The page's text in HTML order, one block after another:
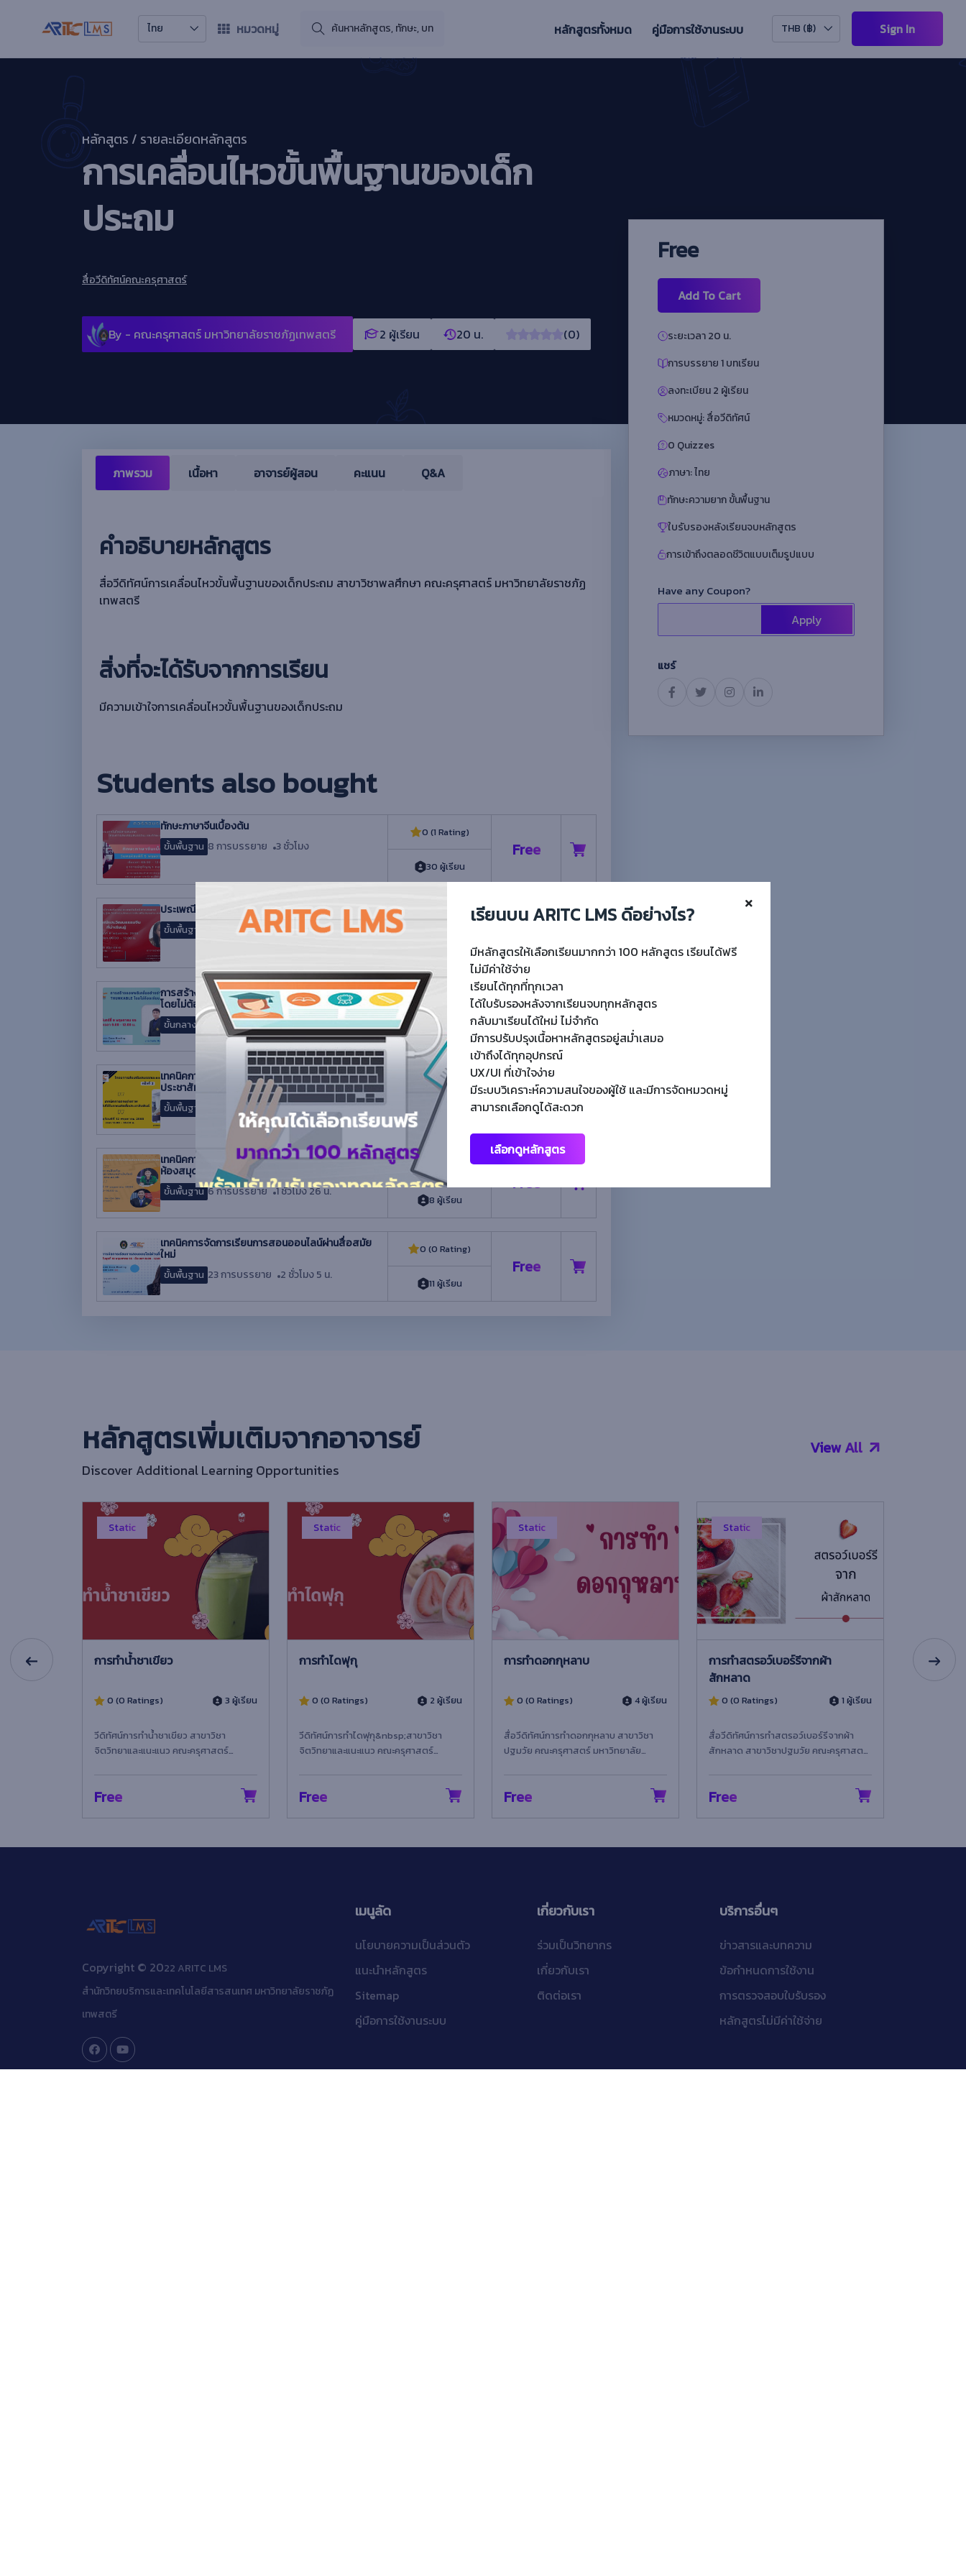
ไทย หมวดหมู่ หลักสูตรทั้งหมด คู่มือการใช้งานระบบ THB (฿) Sign In
หลักสูตร / รายละเอียดหลักสูตร
การเคลื่อนไหวขั้นพื้นฐานของเด็ก
ประถม
สื่อวีดิทัศน์คณะครุศาสตร์
By - คณะครุศาสตร์ มหาวิทยาลัยราชภัฏเทพสตรี 2 ผู้เรียน 20 น. (0)
ภาพรวม เนื้อหา อาจารย์ผู้สอน คะแนน Q&A
คำอธิบายหลักสูตร
สื่อวีดิทัศน์การเคลื่อนไหวขั้นพื้นฐานของเด็กประถม สาขาวิชาพลศึกษา คณะครุศาสตร์ มหาวิทยาลัยราชภัฏ
เทพสตรี
สิ่งที่จะได้รับจากการเรียน
มีความเข้าใจการเคลื่อนไหวขั้นพื้นฐานของเด็กประถม
Students also bought
ทักษะภาษาจีนเบื้องต้น
ขั้นพื้นฐาน 8 การบรรยาย 3 ชั่วโมง
0 (1 Rating)
30 ผู้เรียน
Free
ประเพณีและวัฒนธรรมจีนที่น่าเรียนรู้
ขั้นพื้นฐาน 8 การบรรยาย 1 ชั่วโมง 57 น.
การสร้าง Application อย่างง่ายด้วย THUNKABLE
โดยไม่ต้องเขียน CODE
ขั้นกลาง 17 การบรรยาย 1 ชั่วโมง 43 น.
0 (0 Rating)
17 ผู้เรียน
Free
เทคนิคการตกแต่งภาพเพื่อนำไปใช้ในการผลิตสื่อ
ประชาสัมพันธ์
ขั้นพื้นฐาน 13 การบรรยาย 1 ชั่วโมง 26 น.
0 (0 Rating)
12 ผู้เรียน
Free
เทคนิคการสืบค้นทรัพยากรสารสนเทศบนหน้าเว็บไซต์
ห้องสมุด
ขั้นพื้นฐาน 6 การบรรยาย 1 ชั่วโมง 26 น.
0 (0 Rating)
8 ผู้เรียน
Free
เทคนิคการจัดการเรียนการสอนออนไลน์ผ่านสื่อสมัย
ใหม่
ขั้นพื้นฐาน 23 การบรรยาย 2 ชั่วโมง 5 น.
0 (0 Rating)
11 ผู้เรียน
Free
Free
Add To Cart
ระยะเวลา 20 น.
การบรรยาย 1 บทเรียน
ลงทะเบียน 2 ผู้เรียน
หมวดหมู่: สื่อวีดิทัศน์
0 Quizzes
ภาษา: ไทย
ทักษะความยาก ขั้นพื้นฐาน
ใบรับรองหลังเรียนจบหลักสูตร
การเข้าถึงตลอดชีวิตแบบเต็มรูปแบบ
Have any Coupon?
Apply
แชร์
หลักสูตรเพิ่มเติมจากอาจารย์
Discover Additional Learning Opportunities
View All
จวัยรุ่น
Static
การทำน้ำชาเขียว
0 (0 Ratings) 3 ผู้เรียน
วีดิทัศน์การทำน้ำชาเขียว สาขาวิชา
จิตวิทยาและแนะแนว คณะครุศาสตร์
Free
Static
การทำไดฟุกุ
0 (0 Ratings) 2 ผู้เรียน
วีดิทัศน์การทำไดฟุกุ&nbsp;สาขาวิชา
จิตวิทยาและแนะแนว คณะครุศาสตร์
Free
Static
การทำดอกกุหลาบ
0 (0 Ratings) 4 ผู้เรียน
สื่อวีดิทัศน์การทำดอกกุหลาบ สาขาวิชา
ปฐมวัย คณะครุศาสตร์ มหาวิทยาลัย
Free
Static
การทำสตรอว์เบอร์รีจากผ้า
สักหลาด
0 (0 Ratings) 1 ผู้เรียน
สื่อวีดิทัศน์การทำสตรอว์เบอร์รีจากผ้า
สักหลาด สาขาวิชาปฐมวัย คณะครุศาสตร์
Free
การสร้า
เรียนบน ARITC LMS ดีอย่างไร?
มีหลักสูตรให้เลือกเรียนมากกว่า 100 หลักสูตร เรียนได้ฟรี
ไม่มีค่าใช้จ่าย
เรียนได้ทุกที่ทุกเวลา
ได้ใบรับรองหลังจากเรียนจบทุกหลักสูตร
กลับมาเรียนได้ใหม่ ไม่จำกัด
มีการปรับปรุงเนื้อหาหลักสูตรอยู่สม่ำเสมอ
เข้าถึงได้ทุกอุปกรณ์
UX/UI ที่เข้าใจง่าย
มีระบบวิเคราะห์ความสนใจของผู้ใช้ และมีการจัดหมวดหมู่
สามารถเลือกดูได้สะดวก
เลือกดูหลักสูตร
Copyright © 2022 ARITC LMS
สำนักวิทยบริการและเทคโนโลยีสารสนเทศ มหาวิทยาลัยราชภัฏ
เทพสตรี
เมนูลัด
นโยบายความเป็นส่วนตัว
แนะนำหลักสูตร
Sitemap
คู่มือการใช้งานระบบ
เกี่ยวกับเรา
ร่วมเป็นวิทยากร
เกี่ยวกับเรา
ติดต่อเรา
บริการอื่นๆ
ข่าวสารและบทความ
ข้อกำหนดการใช้งาน
การตรวจสอบใบรับรอง
หลักสูตรไม่มีค่าใช้จ่าย